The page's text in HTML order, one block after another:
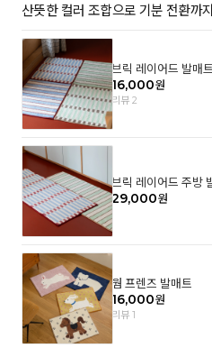
산뜻한 컬러 조합으로 기분 전환까
브릭 레이어드 발매트
16,000원
리뷰 2
브릭 레이어드 주방
29,000원
웜 프렌즈 발매트
16,000원
리뷰 1